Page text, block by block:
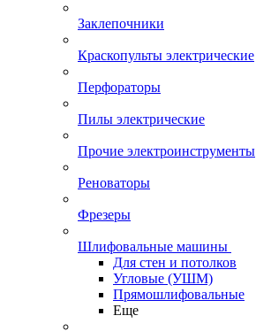
Заклепочники
Краскопульты электрические
Перфораторы
Пилы электрические
Прочие электроинструменты
Реноваторы
Фрезеры
Шлифовальные машины
Для стен и потолков
Угловые (УШМ)
Прямошлифовальные
Еще